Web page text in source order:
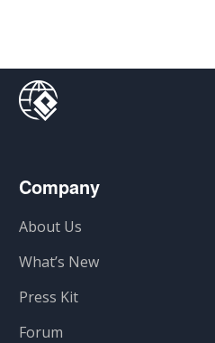
Company
About Us
What’s New
Press Kit
Forum